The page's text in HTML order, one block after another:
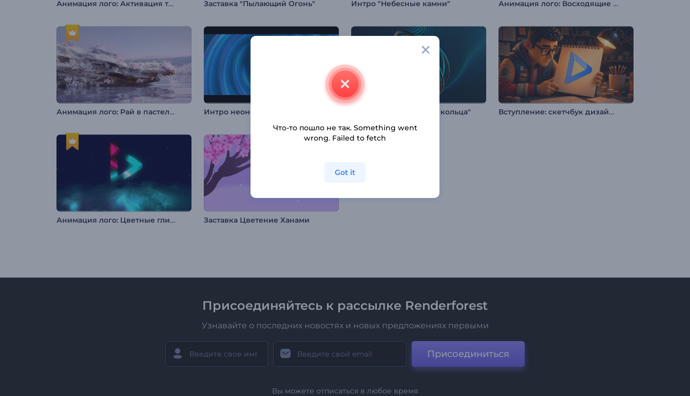
Анимация лого: Активация технологий Заставка "Пылающий Огонь" Интро "Небесные камни" Анимация лого: Восходящие волны частиц
Анимация лого: Рай в пастельных тонах Логотип "Кружащиеся кольца" Вступление: скетчбук дизайнера
Анимация лого: Цветные глитч-эффекты Заставка Цветение Ханами
Присоединяйтесь к рассылке Renderforest
Узнавайте о последних новостях и новых предложениях первыми
Присоединиться
Вы можете отписаться в любое время
Что-то пошло не так. Something went
wrong. Failed to fetch
Got it